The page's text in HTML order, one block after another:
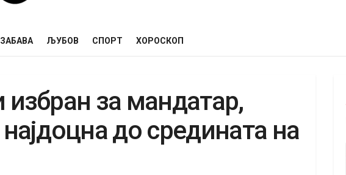
ЗАБАВА ЉУБОВ СПОРТ ХОРОСКОП
избран за мандатар,
до средината на